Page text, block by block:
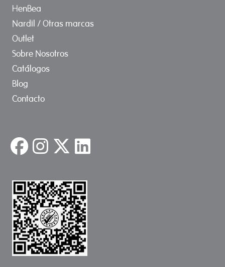
HenBea
Nardil / Otras marcas
Outlet
Sobre Nosotros
Catálogos
Blog
Contacto